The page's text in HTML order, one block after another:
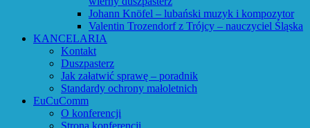
Johann Knöfel – lubański muzyk i kompozytor
Valentin Trozendorf z Trójcy – nauczyciel Śląska
KANCELARIA
Kontakt
Duszpasterz
Jak załatwić sprawę – poradnik
Standardy ochrony małoletnich
EuCuComm
O konferencji
Strona konferencji